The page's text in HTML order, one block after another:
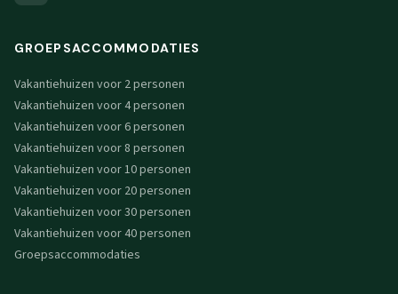
GROEPSACCOMMODATIES
Vakantiehuizen voor 2 personen
Vakantiehuizen voor 4 personen
Vakantiehuizen voor 6 personen
Vakantiehuizen voor 8 personen
Vakantiehuizen voor 10 personen
Vakantiehuizen voor 20 personen
Vakantiehuizen voor 30 personen
Vakantiehuizen voor 40 personen
Groepsaccommodaties